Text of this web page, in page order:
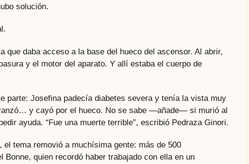
solución.
que daba acceso a la base del hueco del ascensor. Al abrir,
y el motor del aparato. Y allí estaba el cuerpo de
parte: Josefina padecía diabetes severa y tenía la vista muy
y cayó por el hueco. No se sabe —añade— si murió al
ayuda. “Fue una muerte terrible”, escribió Pedraza Ginori.
tema removió a muchísima gente: más de 500
quien recordó haber trabajado con ella en un